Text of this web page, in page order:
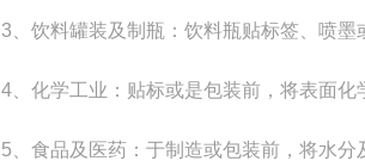
3、饮料罐装及制瓶：饮料瓶贴标签、喷墨
4、化学工业：贴标或是包装前，将表面化
5、食品及医药：于制造或包装前，将水分